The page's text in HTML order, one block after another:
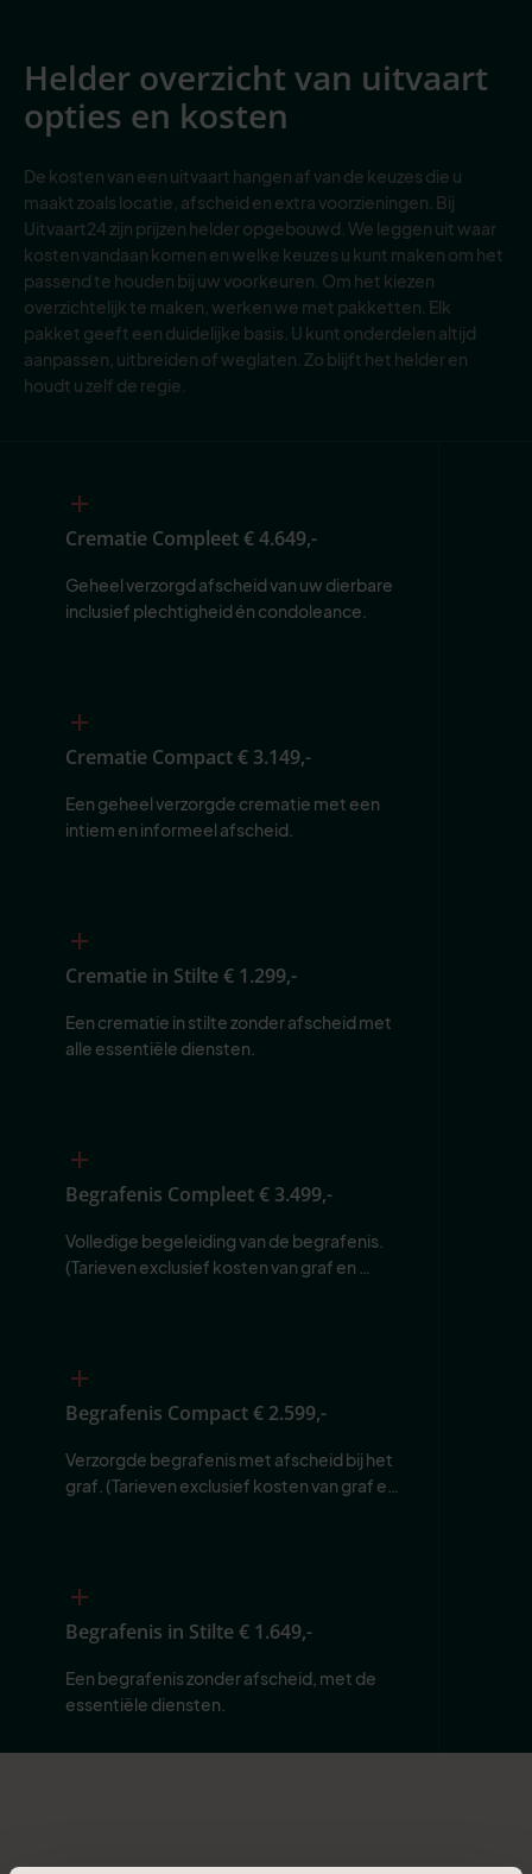
Helder overzicht van uitvaart
opties en kosten
De kosten van een uitvaart hangen af van de keuzes die u
maakt zoals locatie, afscheid en extra voorzieningen. Bij
Uitvaart24 zijn prijzen helder opgebouwd. We leggen uit waar
kosten vandaan komen en welke keuzes u kunt maken om het
passend te houden bij uw voorkeuren. Om het kiezen
overzichtelijk te maken, werken we met pakketten. Elk
pakket geeft een duidelijke basis. U kunt onderdelen altijd
aanpassen, uitbreiden of weglaten. Zo blijft het helder en
houdt u zelf de regie.
Crematie Compleet€ 4.649,-
Geheel verzorgd afscheid van uw dierbare
inclusief plechtigheid én condoleance.
Crematie Compact€ 3.149,-
Een geheel verzorgde crematie met een
intiem en informeel afscheid.
Crematie in Stilte€ 1.299,-
Een crematie in stilte zonder afscheid met
alle essentiële diensten.
Begrafenis Compleet€ 3.499,-
Volledige begeleiding van de begrafenis.
(Tarieven exclusief kosten van graf en
Begrafenis Compact€ 2.599,-
Verzorgde begrafenis met afscheid bij het
graf. (Tarieven exclusief kosten van graf en
Begrafenis in Stilte€ 1.649,-
Een begrafenis zonder afscheid, met de
essentiële diensten.